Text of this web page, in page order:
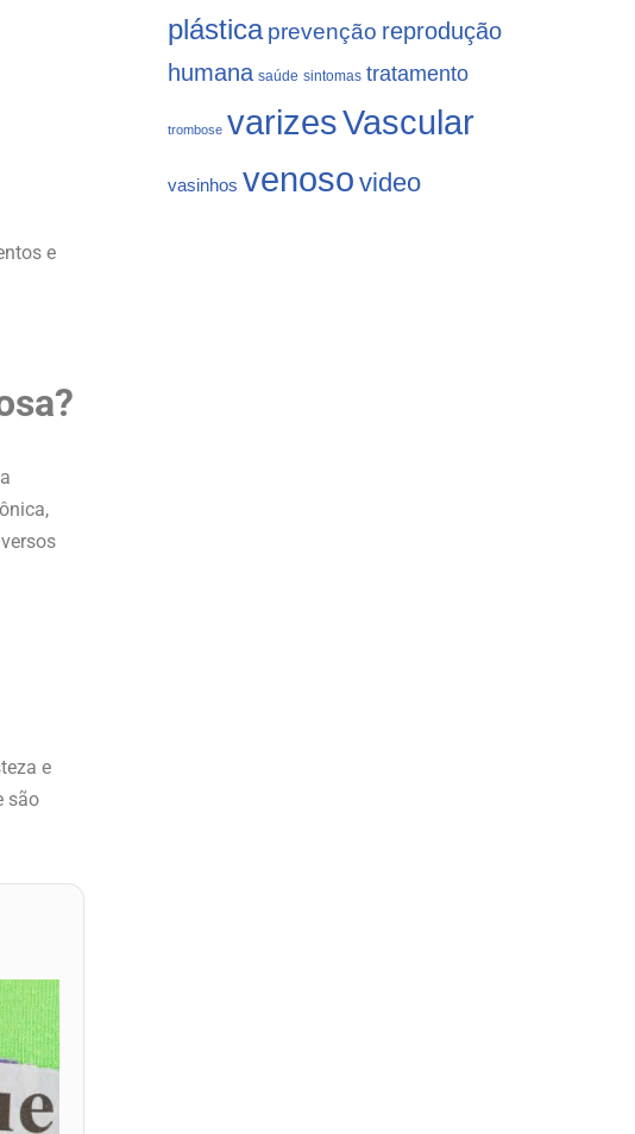
e
e
são
plástica prevenção reprodução
humana saúde sintomas tratamento
trombose varizesVascular
vasinhos venoso video